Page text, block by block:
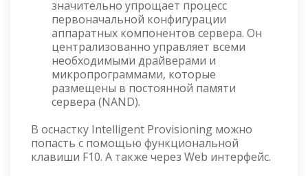
значительно упрощает процесс
первоначальной конфигурации
аппаратных компонентов сервера. Он
централизованно управляет всеми
необходимыми драйверами и
микропрограммами, которые
размещены в постоянной памяти
сервера (NAND).
В оснастку Intelligent Provisioning можно
попасть с помощью функциональной
клавиши F10. А также через Web интерфейс.